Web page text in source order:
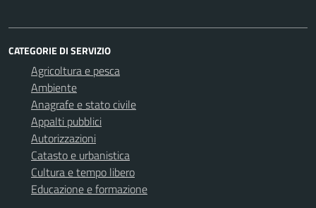
CATEGORIE DI SERVIZIO
Agricoltura e pesca
Ambiente
Anagrafe e stato civile
Appalti pubblici
Autorizzazioni
Catasto e urbanistica
Cultura e tempo libero
Educazione e formazione